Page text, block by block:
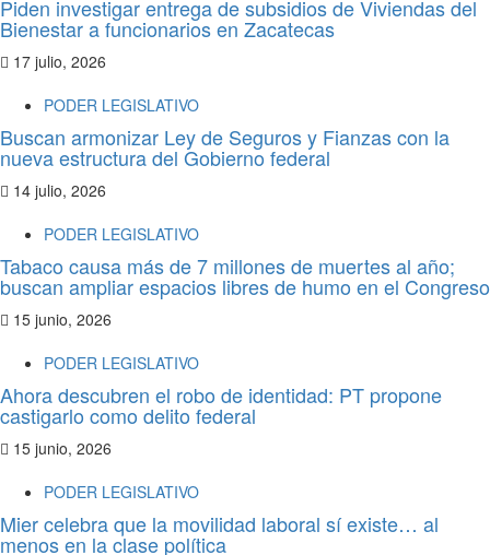
Piden investigar entrega de subsidios de Viviendas del
Bienestar a funcionarios en Zacatecas
17 julio, 2026
PODER LEGISLATIVO
Buscan armonizar Ley de Seguros y Fianzas con la
nueva estructura del Gobierno federal
14 julio, 2026
PODER LEGISLATIVO
Tabaco causa más de 7 millones de muertes al año;
buscan ampliar espacios libres de humo en el Congreso
15 junio, 2026
PODER LEGISLATIVO
Ahora descubren el robo de identidad: PT propone
castigarlo como delito federal
15 junio, 2026
PODER LEGISLATIVO
Mier celebra que la movilidad laboral sí existe… al
menos en la clase política